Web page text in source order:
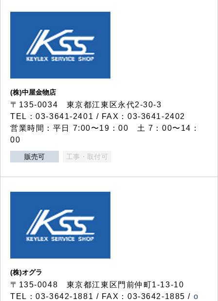
(株)中屋金物店
〒135-0034 東京都江東区永代2-30-3
TEL：03-3641-2401 / FAX：03-3641-2402
営業時間：平日 7:00〜19：00 土 7：00〜14：
00
販売可 工事・取付可
(株)オグラ
〒135-0048 東京都江東区門前仲町1-13-10
TEL：03-3642-1881 / FAX：03-3642-1885 / o